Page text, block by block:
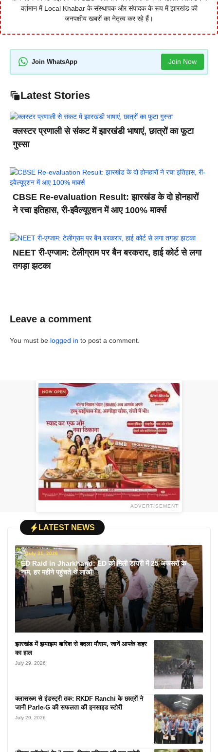
वर्तमान में Local Khabar के संस्थापक और संपादक के रूप में झारखंड की
जनपक्षीय खबरों का नेतृत्व कर रहे हैं।
Join WhatsApp Join Now
Latest Stories
क्लस्टर प्रणाली से संकट में झारखंडी भाषाएं, छात्रों का फूटा
गुस्सा
CBSE Re-evaluation Result: झारखंड के दो होनहारों
ने रचा इतिहास, री-इवैल्यूएशन में आए 100% मार्क्स
NEET री-एग्जाम: टेलीग्राम पर बैन बरकरार, हाई कोर्ट से लगा
तगड़ा झटका
Leave a comment
You must be logged in to post a comment.
ADVERTISEMENT
LATEST NEWS
July 31, 2026
ED Raid in Jharkhand: ED को मिली डायरी में 25 अफसरों के
नाम, हर महीने पहुंचते थे लाखों!
झारखंड में झमाझम बारिश से बदला मौसम, जानें आपके शहर
का हाल
July 29, 2026
क्लासरूम से इंडस्ट्री तक: RKDF Ranchi के छात्रों ने
जानी Parle-G की सफलता की इनसाइड स्टोरी
July 29, 2026